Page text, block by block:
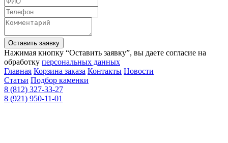
Оставить заявку
Нажимая кнопку “Оставить заявку”, вы даете согласие на
обработку персональных данных
Главная Корзина заказа Контакты Новости
Статьи Подбор каменки
8 (812) 327-33-27
8 (921) 950-11-01